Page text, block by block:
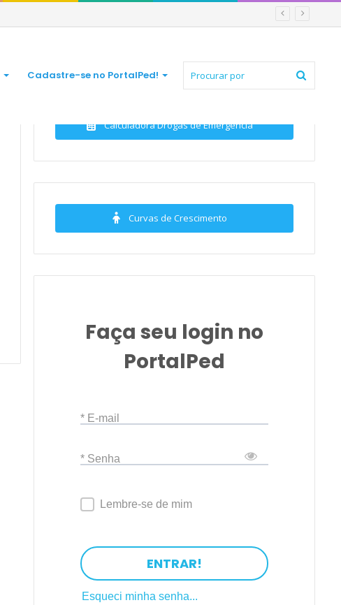
Cadastre-se no PortalPed!
Calculadora Drogas de Emergência
Curvas de Crescimento
Faça seu login no
PortalPed
* E-mail
* Senha
Lembre-se de mim
ENTRAR!
Esqueci minha senha...